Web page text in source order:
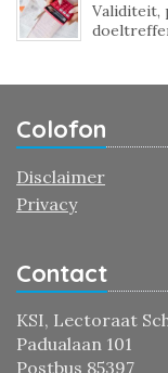
Validiteit,
Colofon
Disclaimer
Privacy
Contact
KSI, Lectoraat
Padualaan 101
Postbus 85397